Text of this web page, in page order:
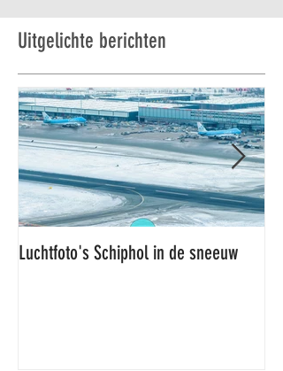
Uitgelichte berichten
Luchtfoto's Schiphol in de sneeuw